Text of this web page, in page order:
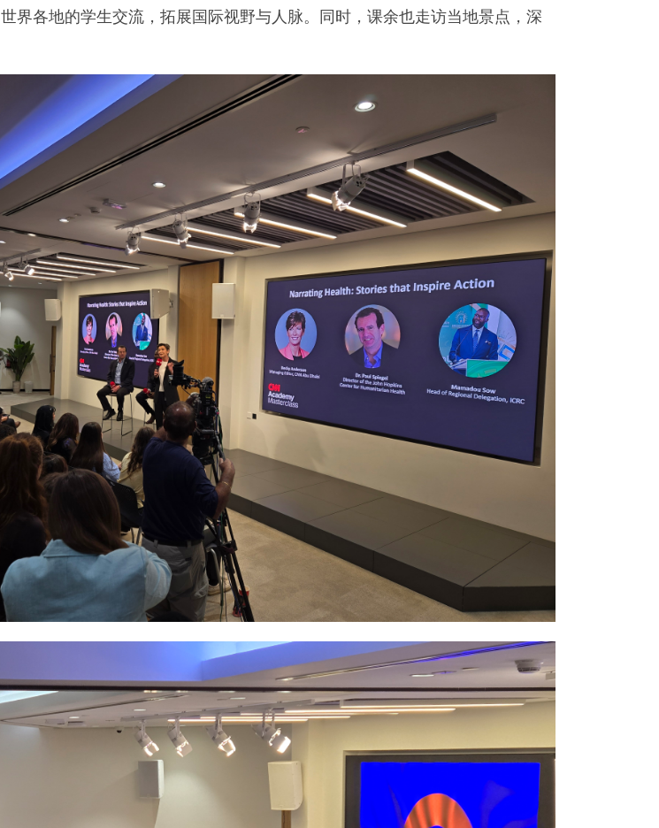
界各地的学生交流，拓展国际视野与人脉。同时，课余也走访当地景点，深